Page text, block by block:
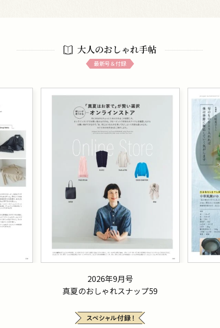
大人のおしゃれ手帖
最新号＆付録
2026年9月号
真夏のおしゃれスナップ59